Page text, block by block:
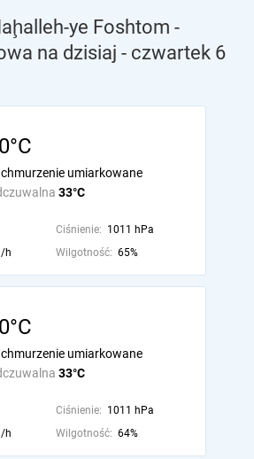
ye Foshtom -
na dzisiaj - czwartek 6
33°C
umiarkowane
Ciśnienie: 1011 hPa
h Wilgotność: 65%
33°C
umiarkowane
Ciśnienie: 1011 hPa
h Wilgotność: 64%